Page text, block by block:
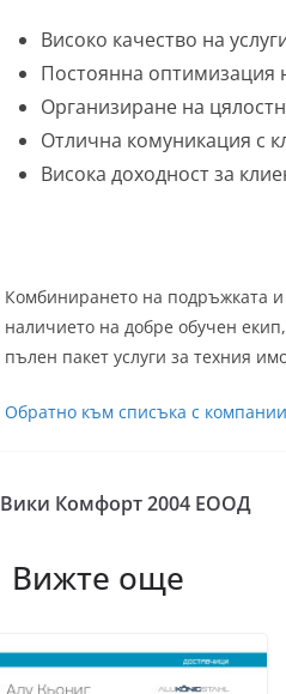
Високо качество на
Постоянна оптимизация
Организиране на
Отлична комуникация с
Висока доходност за
Комбинирането на подръжката
наличието на добре обучен
пълен пакет услуги за техния
Обратно към списъка с
Вики Комфорт 2004 ЕООД
Вижте още